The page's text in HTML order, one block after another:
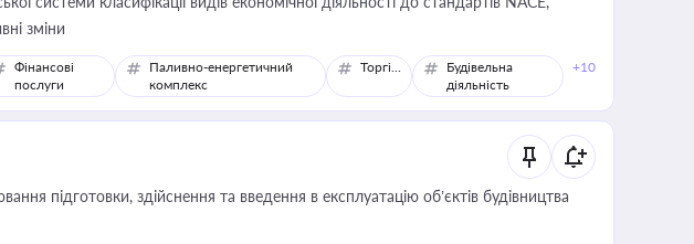
зміни
Фінансові
послуги
Паливно-енергетичний
комплекс
Торгівля
Будівельна
діяльність
+10
підготовки, здійснення та введення в експлуатацію об’єктів будівництва